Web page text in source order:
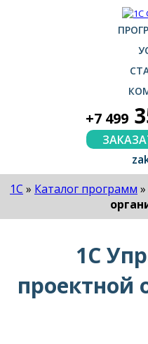
+7 499
1С » Каталог программ »
1С
проектной